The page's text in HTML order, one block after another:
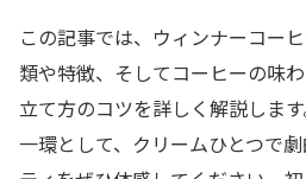
この記事では、ウィンナーコー
類や特徴、そしてコーヒーの味
立て方のコツを詳しく解説しま
一環として、クリームひとつで